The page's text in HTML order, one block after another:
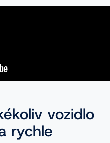
vozidlo
rychle